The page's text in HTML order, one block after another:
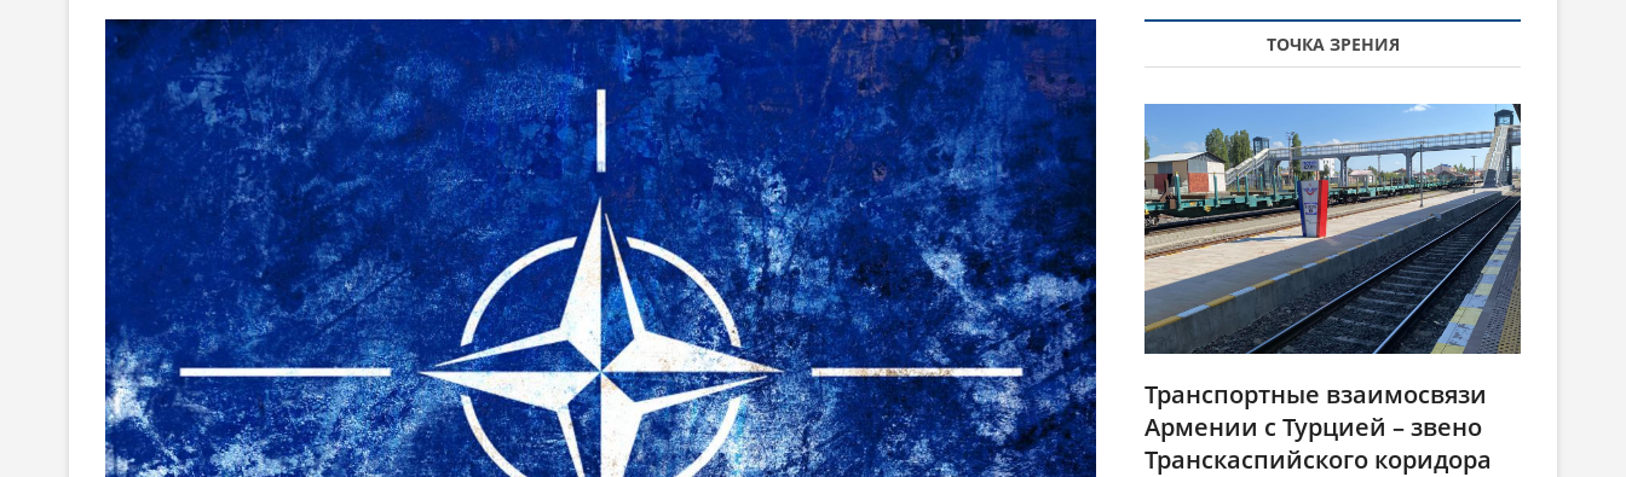
ТОЧКА ЗРЕНИЯ
Транспортные взаимосвязи
Армении с Турцией – звено
Транскаспийского коридора